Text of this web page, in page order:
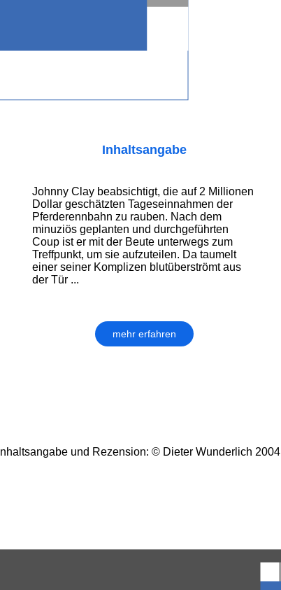
Inhaltsangabe
Johnny Clay beabsichtigt, die auf 2 Millionen
Dollar geschätzten Tageseinnahmen der
Pferderennbahn zu rauben. Nach dem
minuziös geplanten und durchgeführten
Coup ist er mit der Beute unterwegs zum
Treffpunkt, um sie aufzuteilen. Da taumelt
einer seiner Komplizen blutüberströmt aus
der Tür ...
mehr erfahren
Inhaltsangabe und Rezension: © Dieter Wunderlich 2004